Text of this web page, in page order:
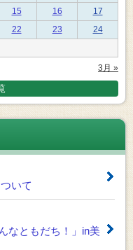
15 16
17
22 23
24
3月 »
いて
なともだち！」in美